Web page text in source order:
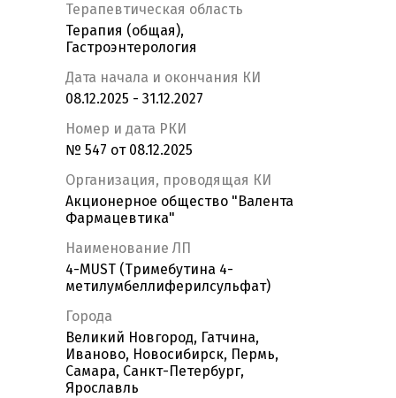
Терапевтическая область
Терапия (общая),
Гастроэнтерология
Дата начала и окончания КИ
08.12.2025 - 31.12.2027
Номер и дата РКИ
№ 547 от 08.12.2025
Организация, проводящая КИ
Акционерное общество "Валента
Фармацевтика"
Наименование ЛП
4-MUST (Тримебутина 4-
метилумбеллиферилсульфат)
Города
Великий Новгород, Гатчина,
Иваново, Новосибирск, Пермь,
Самара, Санкт-Петербург,
Ярославль